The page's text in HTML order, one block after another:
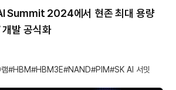
Summit 2024에서 현존 최대 용량
개발 공식화
HBM HBM3E NAND PIM
SK AI 서밋